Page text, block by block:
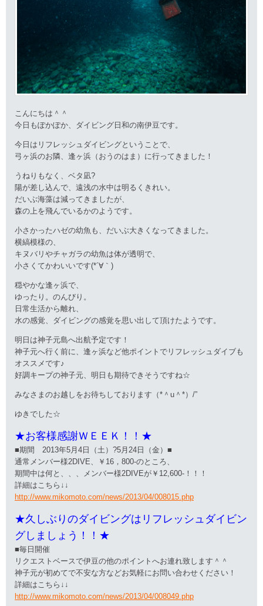
こんにちは＾＾
今日もぽかぽか、ダイビング日和の南伊豆です。
今日はリフレッシュダイビングということで、
弓ヶ浜のお隣、逢ヶ浜（おうのはま）に行ってきました！
うねりもなく、ベタ凪?
陽が差し込んで、遠浅の水中は明るくきれい。
だいぶ海藻は減ってきましたが、
森の上を飛んでいるかのようです。
小さかったハゼの幼魚も、だいぶ大きくなってきました。
横縞模様の、
キヌバリやチャガラの幼魚は体が透明で、
小さくてかわいいです(*´∀｀)
穏やかな逢ヶ浜で、
ゆったり。のんびり。
日常生活から離れ、
水の感覚、ダイビングの感覚を思い出して頂けたようです。
明日は神子元島へ出航予定です！
神子元へ行く前に、逢ヶ浜など他ポイントでリフレッシュダイブも
オススメです♪
好調キープの神子元、明日も期待できそうですね☆
みなさまのお越しをお待ちしております（*＾u＾*）/”
ゆきでした☆
★お客様感謝ＷＥＥＫ！！★
■期間 2013年5月4日（土）?5月24日（金）■
通常メンバー様2DIVE、￥16，800-のところ、
期間中は何と、、、メンバー様2DIVEが￥12,600-！！！
詳細はこちら↓↓
http://www.mikomoto.com/news/2013/04/008015.php
★久しぶりのダイビングはリフレッシュダイビン
グしましょう！！★
■毎日開催
リクエストベースで伊豆の他のポイントへお連れ致します＾＾
神子元が初めてで不安な方などお気軽にお問い合わせください！
詳細はこちら↓↓
http://www.mikomoto.com/news/2013/04/008049.php